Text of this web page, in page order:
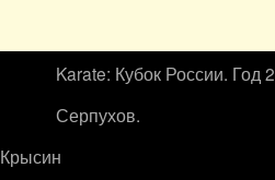
Karate: Кубок России. Год
Серпухов.
Крысин